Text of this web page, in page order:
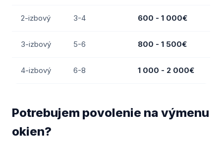
2-izbový 3-4 600 - 1 000€
3-izbový 5-6 800 - 1 500€
4-izbový 6-8 1 000 - 2 000€
Potrebujem povolenie na výmenu
okien?